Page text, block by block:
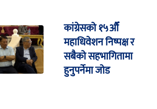
कांग्रेसको १५औँ
महाधिवेशन निष्पक्ष र
सबैको सहभागितामा
हुनुपर्नेमा जोड